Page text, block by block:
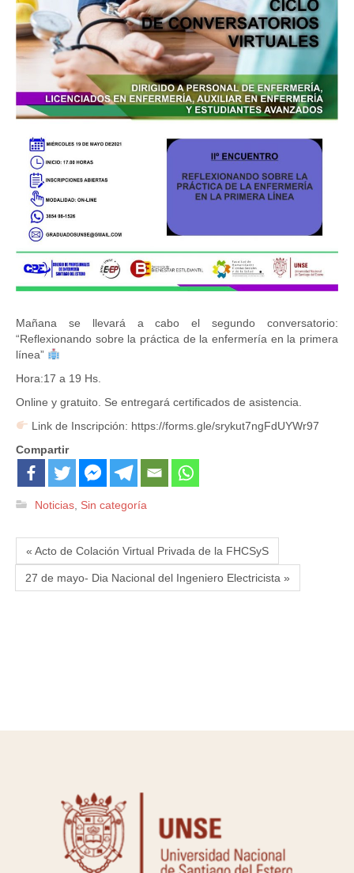
Mañana se llevará a cabo el segundo conversatorio:
“Reflexionando sobre la práctica de la enfermería en la primera
línea”
Hora:17 a 19 Hs.
Online y gratuito. Se entregará certificados de asistencia.
Link de Inscripción: https://forms.gle/srykut7ngFdUYWr97
Compartir
Noticias Sin categoría
« Acto de Colación Virtual Privada de la FHCSyS
27 de mayo- Dia Nacional del Ingeniero Electricista »